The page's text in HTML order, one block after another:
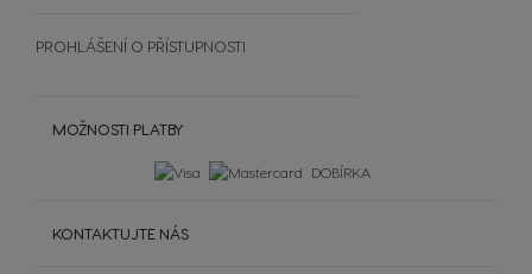
MOŽNOSTI PLATBY
DOBÍRKA
KONTAKTUJTE NÁS
PROHLÁŠENÍ O PŘÍSTUPNOSTI